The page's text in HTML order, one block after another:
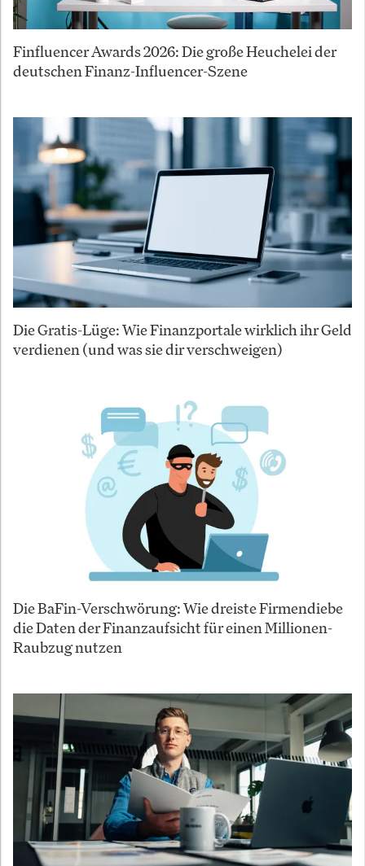
Finfluencer Awards 2026: Die große Heuchelei der
deutschen Finanz-Influencer-Szene
Die Gratis-Lüge: Wie Finanzportale wirklich ihr Geld
verdienen (und was sie dir verschweigen)
Die BaFin-Verschwörung: Wie dreiste Firmendiebe
die Daten der Finanzaufsicht für einen Millionen-
Raubzug nutzen